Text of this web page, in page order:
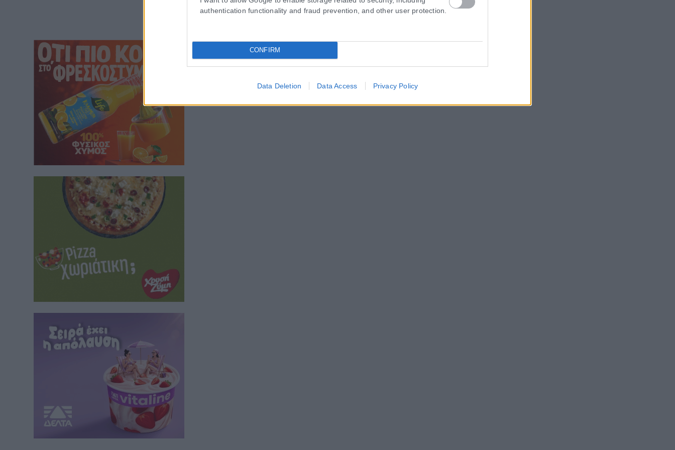
authentication functionality and fraud prevention, and other user protection.
CONFIRM
Data Deletion Data Access Privacy Policy